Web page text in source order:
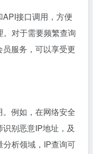
接口调用，方便
对于需要频繁查询
服务，可以享受更
例如，在网络安全
别恶意IP地址，及
分析领域，IP查询可